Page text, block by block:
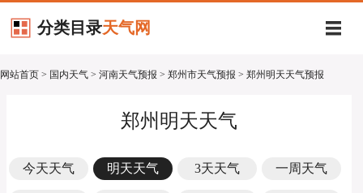
分类目录天气网
网站首页 > 国内天气 > 河南天气预报 > 郑州市天气预报 > 郑州明天天气预报
郑州明天天气
今天天气 明天天气 3天天气 一周天气